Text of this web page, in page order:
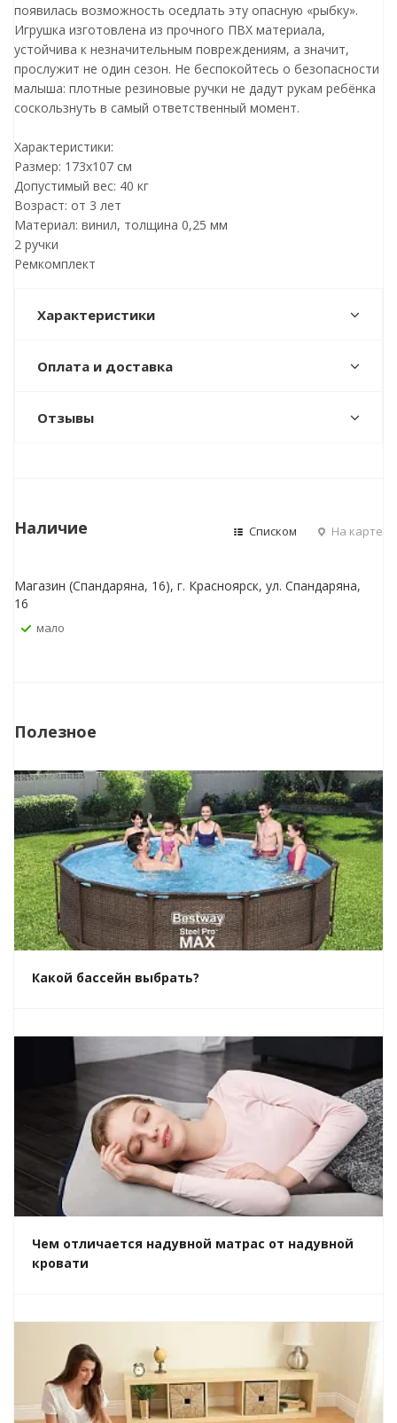
появилась возможность оседлать эту опасную «рыбку».
Игрушка изготовлена из прочного ПВХ материала,
устойчива к незначительным повреждениям, а значит,
прослужит не один сезон. Не беспокойтесь о безопасности
малыша: плотные резиновые ручки не дадут рукам ребёнка
соскользнуть в самый ответственный момент.
Характеристики:
Размер: 173х107 см
Допустимый вес: 40 кг
Возраст: от 3 лет
Материал: винил, толщина 0,25 мм
2 ручки
Ремкомплект
Характеристики
Оплата и доставка
Отзывы
Наличие Списком На карте
Магазин (Спандаряна, 16), г. Красноярск, ул. Спандаряна,
16
Мало
Полезное
Какой бассейн выбрать?
Чем отличается надувной матрас от надувной
кровати